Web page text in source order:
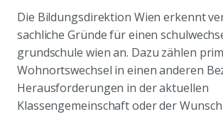
Die Bildungsdirektion Wien erkennt
sachliche Gründe für einen
grundschule wien an. Dazu zählen
Wohnortswechsel in einen anderen
Herausforderungen in der aktuellen
Klassengemeinschaft oder der